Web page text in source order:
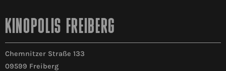
KINOPOLIS FREIBERG
Chemnitzer Straße 133
09599 Freiberg